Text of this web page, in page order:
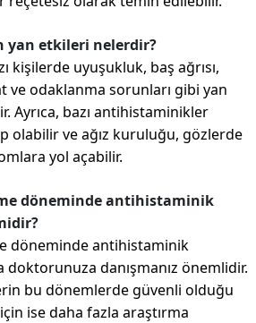
etkileri nelerdir?
kişilerde uyuşukluk, baş ağrısı,
ve odaklanma sorunları gibi yan
Ayrıca, bazı antihistaminikler
olabilir ve ağız kuruluğu, gözlerde
yol açabilir.
döneminde antihistaminik
döneminde antihistaminik
doktorunuza danışmanız önemlidir.
bu dönemlerde güvenli olduğu
ise daha fazla araştırma